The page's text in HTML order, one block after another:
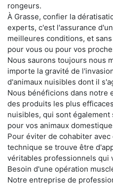
rongeurs.
À Grasse, confier la
experts, c'est l'assurance
meilleures conditions, et
pour vous ou pour vos
Nous saurons toujours nous
importe la gravité de
d'animaux nuisibles dont il
Nous bénéficions dans notre
des produits les plus
nuisibles, qui sont
pour vos animaux
Pour éviter de cohabiter
technique se trouve être
véritables professionnels qui
Besoin d'une opération
Notre entreprise de